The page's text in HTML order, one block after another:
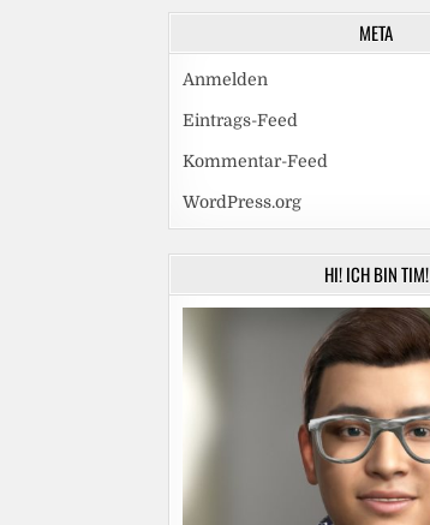
META
Anmelden
Eintrags-Feed
Kommentar-Feed
WordPress.org
HI! ICH BIN TIM!